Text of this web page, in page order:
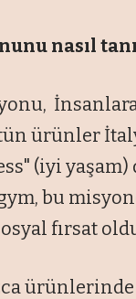
nasıl
ürünler
(iyi
bu
fırsat